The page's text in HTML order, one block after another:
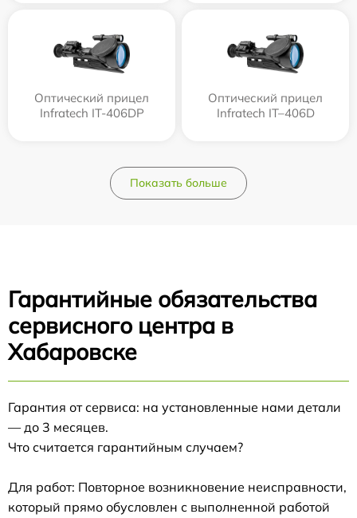
Оптический прицел
Infratech IT-406DP
Оптический прицел
Infratech IT–406D
Показать больше
Гарантийные обязательства
сервисного центра в
Хабаровске
Гарантия от сервиса: на установленные нами детали
— до 3 месяцев.
Что считается гарантийным случаем?
Для работ: Повторное возникновение неисправности,
который прямо обусловлен с выполненной работой